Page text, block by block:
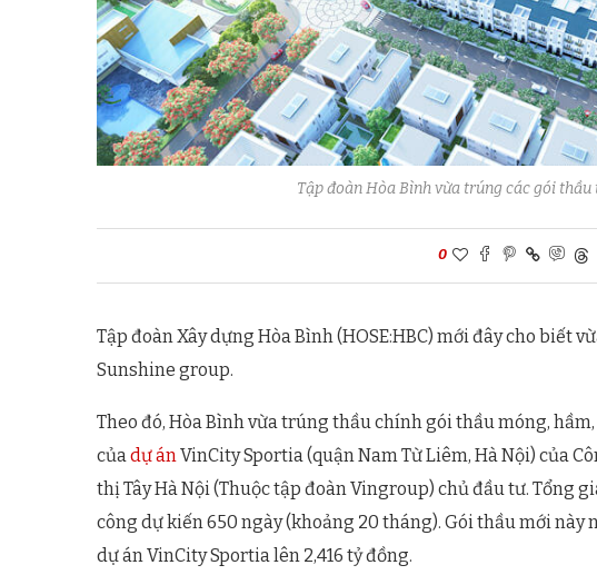
Tập đoàn Hòa Bình vừa trúng các gói
0
Tập đoàn Xây dựng Hòa Bình (HOSE:HBC) mới đây cho biết
Sunshine group.
Theo đó, Hòa Bình vừa trúng thầu chính gói thầu móng,
củadự ánVinCity Sportia (quận Nam Từ Liêm, Hà Nội) của
thị Tây Hà Nội (Thuộc tập đoàn Vingroup) chủ đầu tư. Tổng
công dự kiến 650 ngày (khoảng 20 tháng). Gói thầu mới
dự án VinCity Sportia lên 2,416 tỷ đồng.